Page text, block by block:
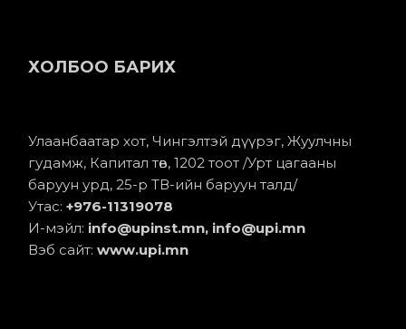
ХОЛБОО БАРИХ
Улаанбаатар хот, Чингэлтэй дүүрэг, Жуулчны
гудамж, Капитал төв, 1202 тоот /Урт цагааны
баруун урд, 25-р ТВ-ийн баруун талд/
Утас:+976-11319078
И-мэйл: info@upinst.mn, info@upi.mn
Вэб сайт:www.upi.mn